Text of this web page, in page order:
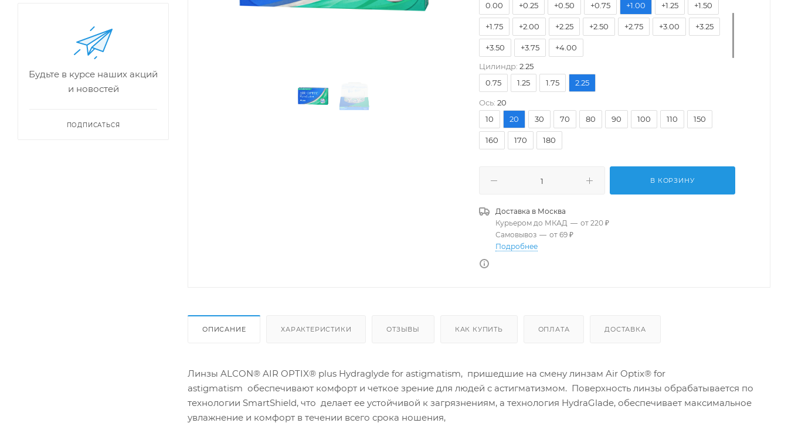
0.00 +0.25 +0.50 +0.75 +1.00 +1.25 +1.50
+1.75 +2.00 +2.25 +2.50 +2.75 +3.00 +3.25
+3.50 +3.75
+4.00
Цилиндр: 2.25
0.75
1.25 1.75 2.25
Ось: 20
10
20 30 70 80 90 100 110 150
160 170 180
В КОРЗИНУ
Доставка в Москва
Курьером до МКАД — от 220 ₽
Самовывоз — от 69 ₽
Подробнее
ОПИСАНИЕ ХАРАКТЕРИСТИКИ ОТЗЫВЫ КАК КУПИТЬ ОПЛАТА ДОСТАВКА
Линзы ALCON® AIR OPTIX® plus Hydraglyde for astigmatism, пришедшие на смену линзам Air Optix® for
astigmatism обеспечивают комфорт и четкое зрение для людей с астигматизмом. Поверхность линзы обрабатывается по
технологии SmartShield, что делает ее устойчивой к загрязнениям, а технология HydraGlade, обеспечивает максимальное
увлажнение и комфорт в течении всего срока ношения,
Будьте в курсе наших акций
и новостей
ПОДПИСАТЬСЯ